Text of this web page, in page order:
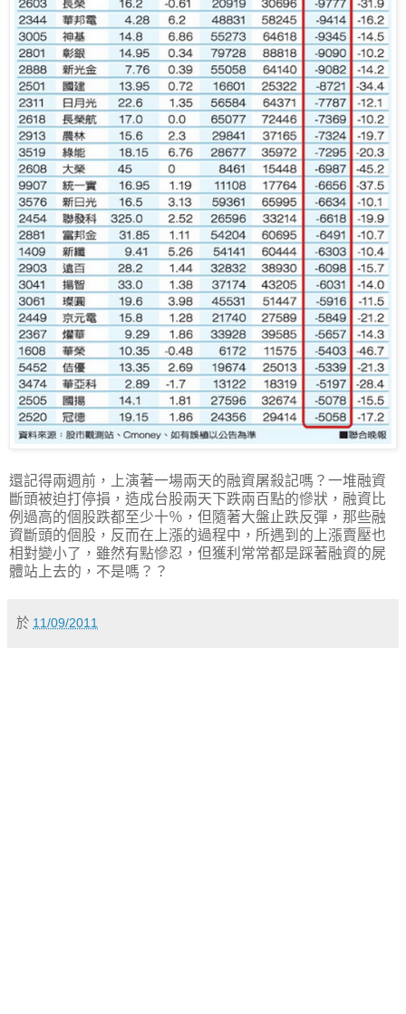
還記得兩週前，上演著一場兩天的融資屠殺記嗎？一堆融資
斷頭被迫打停損，造成台股兩天下跌兩百點的慘狀，融資比
例過高的個股跌都至少十％，但隨著大盤止跌反彈，那些融
資斷頭的個股，反而在上漲的過程中，所遇到的上漲賣壓也
相對變小了，雖然有點慘忍，但獲利常常都是踩著融資的屍
體站上去的，不是嗎？？
於 11/09/2011